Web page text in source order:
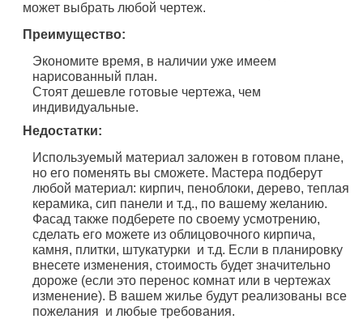
может выбрать любой чертеж.
Преимущество:
Экономите время, в наличии уже имеем
нарисованный план.
Стоят дешевле готовые чертежа, чем
индивидуальные.
Недостатки:
Используемый материал заложен в готовом плане,
но его поменять вы сможете. Мастера подберут
любой материал: кирпич, пеноблоки, дерево, теплая
керамика, сип панели и т.д., по вашему желанию.
Фасад также подберете по своему усмотрению,
сделать его можете из облицовочного кирпича,
камня, плитки, штукатурки и т.д. Если в планировку
внесете изменения, стоимость будет значительно
дороже (если это перенос комнат или в чертежах
изменение). В вашем жилье будут реализованы все
пожелания и любые требования.